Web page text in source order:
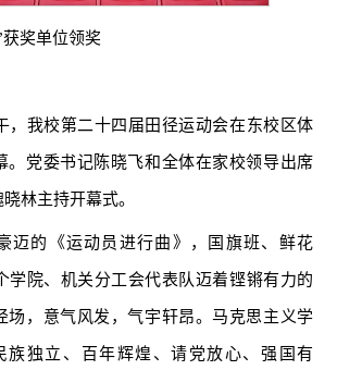
奖单位领奖
，我校第二十四届田径运动会在东校区体
。党委书记陈晓飞和全体在家校领导出席
林主持开幕式。
迈的《运动员进行曲》，国旗班、鲜花
学院、机关分工会代表队迈着铿锵有力的
场，意气风发，气宇轩昂。马克思主义学
族独立、百年辉煌、请党放心、强国有